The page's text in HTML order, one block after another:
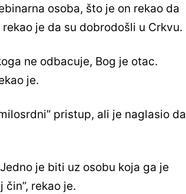
osoba, što je on rekao da
je da su dobrodošli u Crkvu.
ne odbacuje, Bog je otac.
je.
pristup, ali je naglasio da
je biti uz osobu koja ga je
rekao je.